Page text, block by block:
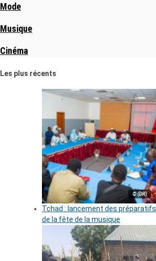
Mode
Musique
Cinéma
Les plus récents
© (DR)
Tchad : lancement des préparatifs
de la fête de la musique